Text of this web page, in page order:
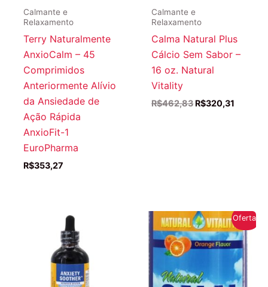
Calmante e
Relaxamento
Terry Naturalmente
AnxioCalm – 45
Comprimidos
Anteriormente Alívio
da Ansiedade de
Ação Rápida
AnxioFit-1
EuroPharma
R$353,27
Calmante e
Relaxamento
Calma Natural Plus
Cálcio Sem Sabor –
16 oz. Natural
Vitality
R$462,83 O
R$320,31
Oferta!